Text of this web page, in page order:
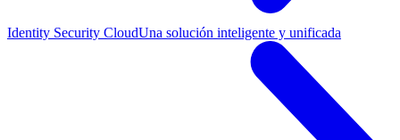
Identity Security CloudUna solución inteligente y unificada